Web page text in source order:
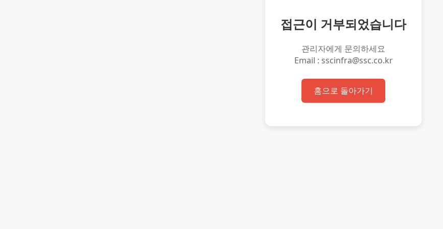
접근이 거부되었습니다
관리자에게 문의하세요
Email : sscinfra@ssc.co.kr
홈으로 돌아가기